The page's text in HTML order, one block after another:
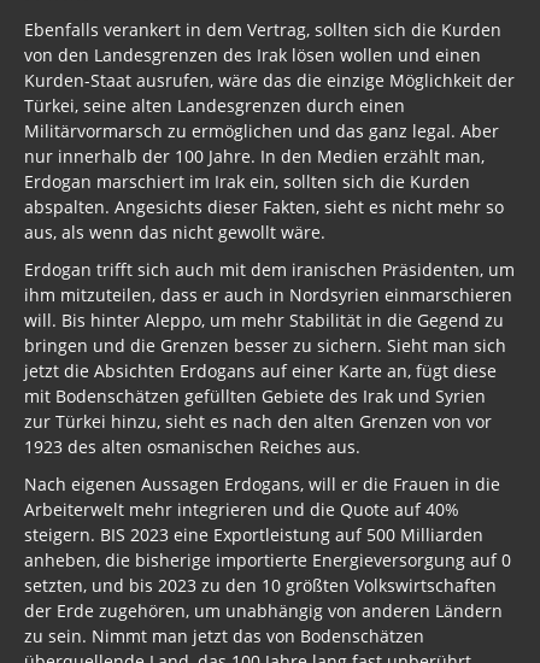
Frankreich
Polen
Schweiz
Griechenland
Spanien
Archiv Politik
Bargeldverbot
Syrien
Libyen
Russland - Türkei
China
Israel
Brasilien
Ebenfalls verankert in dem Vertrag, sollten sich die Kurden
von den Landesgrenzen des Irak lösen wollen und einen
Kurden-Staat ausrufen, wäre das die einzige Möglichkeit der
Türkei, seine alten Landesgrenzen durch einen
Militärvormarsch zu ermöglichen und das ganz legal. Aber
nur innerhalb der 100 Jahre. In den Medien erzählt man,
Erdogan marschiert im Irak ein, sollten sich die Kurden
abspalten. Angesichts dieser Fakten, sieht es nicht mehr so
aus, als wenn das nicht gewollt wäre.
Erdogan trifft sich auch mit dem iranischen Präsidenten, um
ihm mitzuteilen, dass er auch in Nordsyrien einmarschieren
will. Bis hinter Aleppo, um mehr Stabilität in die Gegend zu
bringen und die Grenzen besser zu sichern. Sieht man sich
jetzt die Absichten Erdogans auf einer Karte an, fügt diese
mit Bodenschätzen gefüllten Gebiete des Irak und Syrien
zur Türkei hinzu, sieht es nach den alten Grenzen von vor
1923 des alten osmanischen Reiches aus.
Nach eigenen Aussagen Erdogans, will er die Frauen in die
Arbeiterwelt mehr integrieren und die Quote auf 40%
steigern. BIS 2023 eine Exportleistung auf 500 Milliarden
anheben, die bisherige importierte Energieversorgung auf 0
setzten, und bis 2023 zu den 10 größten Volkswirtschaften
der Erde zugehören, um unabhängig von anderen Ländern
zu sein. Nimmt man jetzt das von Bodenschätzen